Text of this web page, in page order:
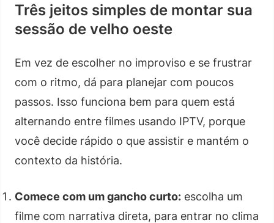
Três jeitos simples de montar sua
sessão de velho oeste
Em vez de escolher no improviso e se frustrar
com o ritmo, dá para planejar com poucos
passos. Isso funciona bem para quem está
alternando entre filmes usando IPTV, porque
você decide rápido o que assistir e mantém o
contexto da história.
Comece com um gancho curto: escolha um
filme com narrativa direta, para entrar no clima